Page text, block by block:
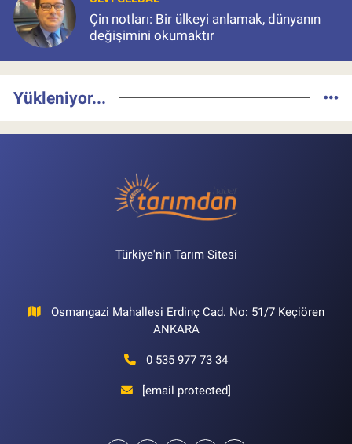
Çin notları: Bir ülkeyi anlamak, dünyanın
değişimini okumaktır
Yükleniyor...
Türkiye'nin Tarım Sitesi
Osmangazi Mahallesi Erdinç Cad. No: 51/7 Keçiören
ANKARA
0 535 977 73 34
[email protected]